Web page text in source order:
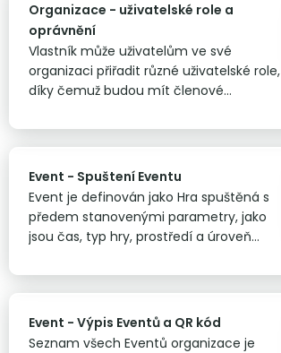
Organizace - uživatelské role a
oprávnění
Vlastník může uživatelům ve své
organizaci přiřadit různé uživatelské role,
díky čemuž budou mít členové
Event - Spuštení Eventu
Event je definován jako Hra spuštěná s
předem stanovenými parametry, jako
jsou čas, typ hry, prostředí a úroveň
tlačítko &quot;Vytvořit Event&quot;,
které se nachází v seznamu
dostupných her.
Event - Výpis Eventů a QR kód
Seznam všech Eventů organizace je